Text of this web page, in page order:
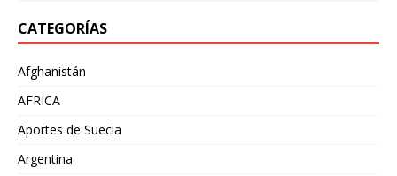
CATEGORÍAS
Afghanistán
AFRICA
Aportes de Suecia
Argentina